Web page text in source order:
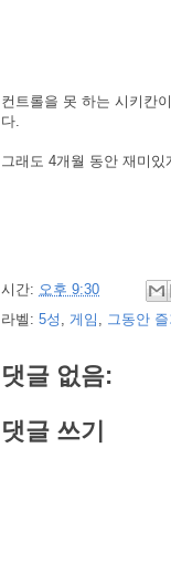
컨트롤을 못 하는 시키칸
다.
그래도 4개월 동안 재미
시간: 오후 9:30
라벨: 5성 , 게임 , 그동안
댓글 없음:
댓글 쓰기